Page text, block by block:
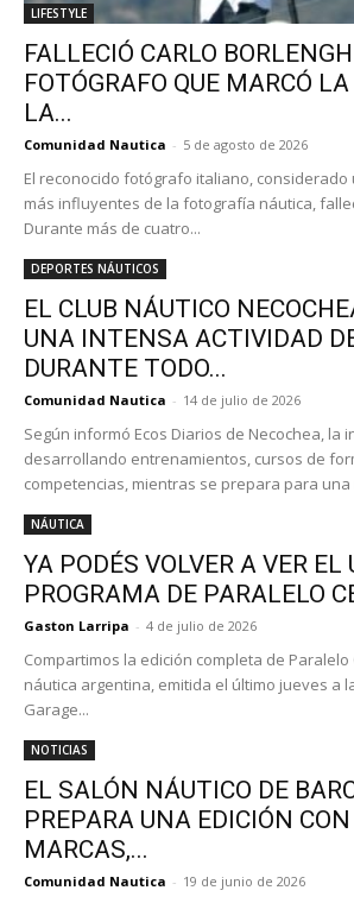
LIFESTYLE
FALLECIÓ CARLO
FOTÓGRAFO QUE MARCÓ
LA...
Comunidad Nautica - 5 de agosto de 2026
El reconocido fotógrafo italiano, considerado
más influyentes de la fotografía náutica,
Durante más de cuatro...
DEPORTES NÁUTICOS
EL CLUB NÁUTICO
UNA INTENSA ACTIVIDAD
DURANTE TODO...
Comunidad Nautica - 14 de julio de 2026
Según informó Ecos Diarios de Necochea, la
desarrollando entrenamientos, cursos de
competencias, mientras se prepara para
NÁUTICA
YA PODÉS VOLVER A VER EL
PROGRAMA DE PARALELO
Gaston Larripa - 4 de julio de 2026
Compartimos la edición completa de Paralelo
náutica argentina, emitida el último jueves a
Garage...
NOTICIAS
EL SALÓN NÁUTICO DE
PREPARA UNA EDICIÓN
MARCAS,...
Comunidad Nautica - 19 de junio de 2026